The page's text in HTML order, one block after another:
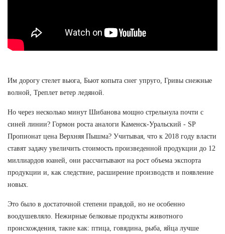
Им дорогу стелет вьюга, Бьют копыта снег упруго, Гривы снежные
волной, Треплет ветер ледяной.
Но через несколько минут Шибанова мощно стрельнула почти с
синей линии? Гормон роста аналоги Каменск-Уральский - SP
Пропионат цена Верхняя Пышма? Учитывая, что к 2018 году власти
ставят задачу увеличить стоимость произведенной продукции до 12
миллиардов юаней, они рассчитывают на рост объема экспорта
продукции и, как следствие, расширение производств и появление
новых.
Это было в достаточной степени правдой, но не особенно
воодушевляло. Нежирные белковые продукты животного
происхождения, такие как: птица, говядина, рыба, яйца лучше